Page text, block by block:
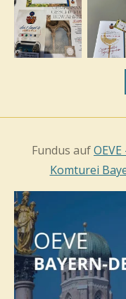
Fundus auf
Komturei